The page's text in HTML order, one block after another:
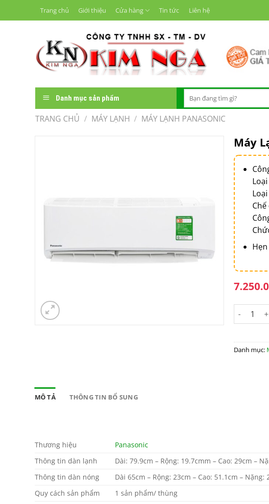
Trang chủ Giới thiệu Cửa hàng Tin tức Liên hệ
Danh mục sản phẩm
kiếm:
TRANG CHỦ / MÁY LẠNH / MÁY LẠNH PANASONIC
Máy
Máy
Danh mục:
MÔ TẢ THÔNG TIN BỔ SUNG
Thương hiệu
Panasonic
Thông tin dàn lạnh
Dài: 79.9cm – Rộng: 19.7cmm – Cao: 29cm –
Thông tin dàn nóng
Dài 65cm – Rộng: 23cm – Cao: 51.1cm – Nặng:
Quy cách sản phẩm
1 sản phẩm/ thùng